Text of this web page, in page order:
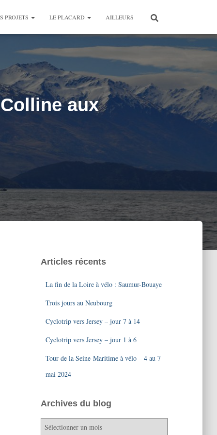
PROJETS LE PLACARD AILLEURS
aux
Articles récents
La fin de la Loire à vélo : Saumur-Bouaye
Trois jours au Neubourg
Cyclotrip vers Jersey – jour 7 à 14
Cyclotrip vers Jersey – jour 1 à 6
Tour de la Seine-Maritime à vélo – 4 au 7
mai 2024
Archives du blog